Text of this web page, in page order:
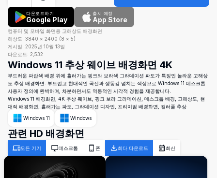
다운로드하기
Google Play
출시 예정
App Store
컴퓨터 및 모바일 화면용 고해상도 배경화면
해상도: 3840 × 2400 (8 × 5)
게시일: 2025년 10월 13일
다운로드: 2,532
Windows 11 추상 웨이브 배경화면 4K
부드러운 파란색 배경 위에 흘러가는 핑크와 보라색 그라데이션 파도가 특징인 놀라운 고해상
도 추상 배경화면. 부드럽고 현대적인 곡선과 생동감 넘치는 색상으로 Windows 11 데스크톱
사용자 정의에 완벽하며, 차분하면서도 역동적인 시각적 경험을 제공합니다.
Windows 11 배경화면, 4K 추상 웨이브, 핑크 보라 그라데이션, 데스크톱 배경, 고해상도, 현
대적 배경화면, 흘러가는 파도, 그라데이션 디자인, 프리미엄 배경화면, 컬러풀 추상
Windows 11
Windows
관련 HD 배경화면
모든 기기 데스크톱 폰 최다 다운로드 최신